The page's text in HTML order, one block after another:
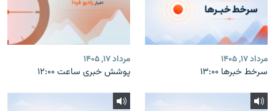
مرداد ۱۷, ۱۴۰۵
سرخط خبرها ۱۳:۰۰
مرداد ۱۷, ۱۴۰۵
پوشش خبری ساعت ۱۲:۰۰